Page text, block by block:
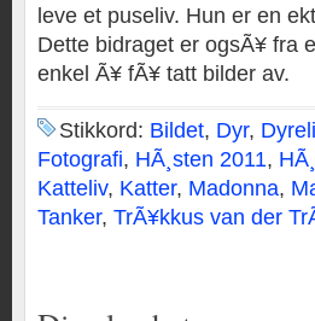
leve et puseliv. Hun er en
Dette bidraget er ogsÃ¥ fra
enkel Ã¥ fÃ¥ tatt bilder av.
Stikkord: Bildet, Dyr,
Fotografi, HÃ¸sten 2011,
Katteliv, Katter, Madonna,
Tanker, TrÃ¥kkus van der